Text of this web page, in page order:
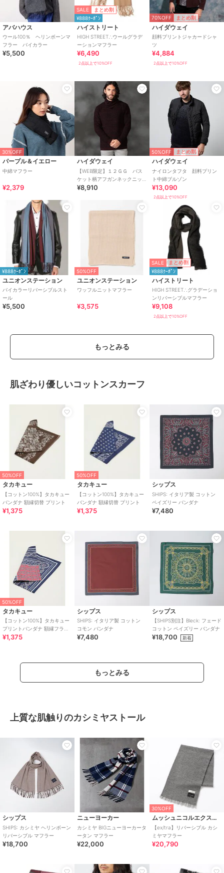
アバハウス
ウール100％ ヘリンボーンマ
フラー バイカラー
¥5,500
SALE まとめ割
¥888ｸｰﾎﾟﾝ
ハイストリート
HIGH STREET∴ウールグラデ
ーションマフラー
¥6,490
2点以上で10%OFF
70%OFF まとめ割
ハイダウェイ
顔料プリントジャカードシャ
ツ
¥4,884
2点以上で10%OFF
30%OFF
パープル＆イエロー
中綿マフラー
¥2,379
ハイダウェイ
【WEB限定】１２ＧＧ バス
ケット柄アフガンネックニッ
ト
¥8,910
50%OFF まとめ割
ハイダウェイ
ナイロンタフタ 顔料プリン
ト中綿ブルゾン
¥13,090
2点以上で10%OFF
¥888ｸｰﾎﾟﾝ
ユニオンステーション
バイカラーリバーシブルスト
ール
¥5,500
50%OFF
ユニオンステーション
ワッフルニットマフラー
¥3,575
SALE まとめ割
¥888ｸｰﾎﾟﾝ
ハイストリート
HIGH STREET∴グラデーショ
ンリバーシブルマフラー
¥9,108
2点以上で10%OFF
もっとみる
肌ざわり優しいコットンスカーフ
50%OFF
タカキュー
【コットン100%】タカキュー
バンダナ 額縁切替 プリント
¥1,375
50%OFF
タカキュー
【コットン100%】タカキュー
バンダナ 額縁切替 プリント
¥1,375
シップス
SHIPS: イタリア製 コットン
ペイズリー バンダナ
¥7,480
50%OFF
タカキュー
【コットン100%】タカキュー
プリントバンダナ 額縁フラワ
ー
¥1,375
シップス
SHIPS: イタリア製 コットン
コモン バンダナ
¥7,480
シップス
【SHIPS別注】Bleck: フェード
コットン ペイズリー バンダナ
¥18,700 新着
もっとみる
上質な肌触りのカシミヤストール
シップス
SHIPS: カシミヤ ヘリンボーン
リバーシブル マフラー
¥18,700
ニューヨーカー
カシミヤ BIGニューヨーカータ
ータン マフラー
¥22,000
30%OFF
ムッシュニコルエクストラ
【ex/tra】リバーシブル カシ
ミヤマフラー
¥20,790